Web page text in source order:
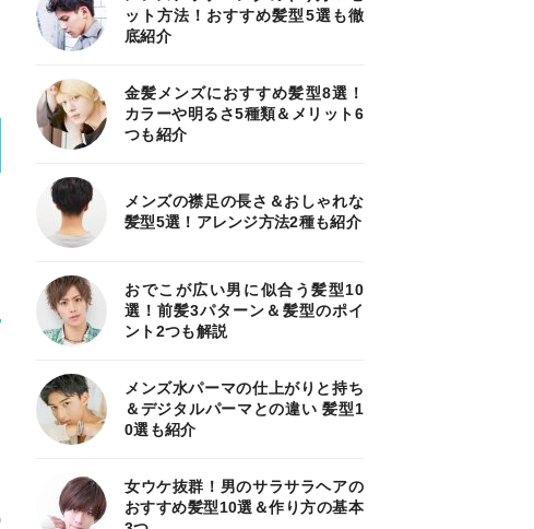
ット方法！おすすめ髪型5選も徹
底紹介
金髪メンズにおすすめ髪型8選！
カラーや明るさ5種類＆メリット6
つも紹介
メンズの襟足の長さ＆おしゃれな
髪型5選！アレンジ方法2種も紹介
おでこが広い男に似合う髪型10
選！前髪3パターン＆髪型のポイ
ント2つも解説
メンズ水パーマの仕上がりと持ち
＆デジタルパーマとの違い 髪型1
0選も紹介
女ウケ抜群！男のサラサラヘアの
おすすめ髪型10選＆作り方の基本